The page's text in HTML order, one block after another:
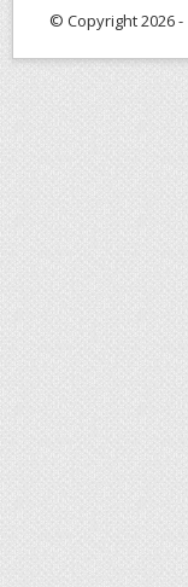
© Copyright 2026 -